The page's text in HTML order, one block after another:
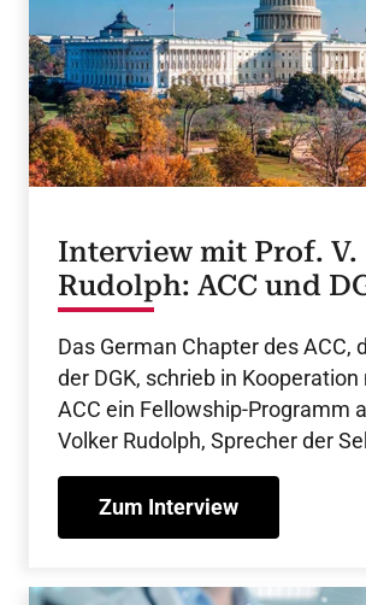
Interview mit Prof. V.
Rudolph: ACC und
fördern "Future
Das German Chapter des ACC,
der DGK, schrieb in
ACC ein Fellowship-Programm
Volker Rudolph, Sprecher der
berichtet über den Verlauf des
und den transatlantischen
Zum Interview